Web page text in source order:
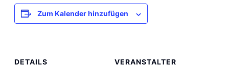
Zum Kalender hinzufügen
DETAILS
VERANSTALTER